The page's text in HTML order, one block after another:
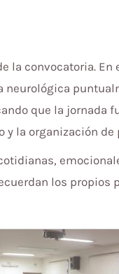
la convocatoria. En
que la jornada
la organización de
los propios